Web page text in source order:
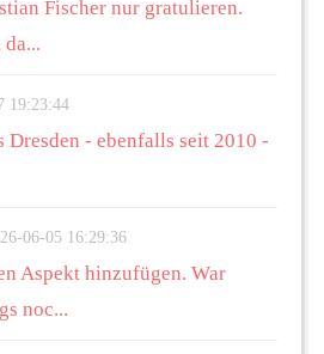
Fischer nur gratulieren.
19:23:44
- ebenfalls seit 2010 -
06-05 16:29:36
Aspekt hinzufügen. War
noc...